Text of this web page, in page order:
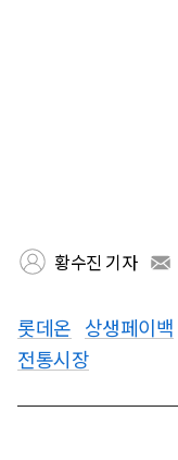
황수진 기자
롯데온 상생페이백
전통시장